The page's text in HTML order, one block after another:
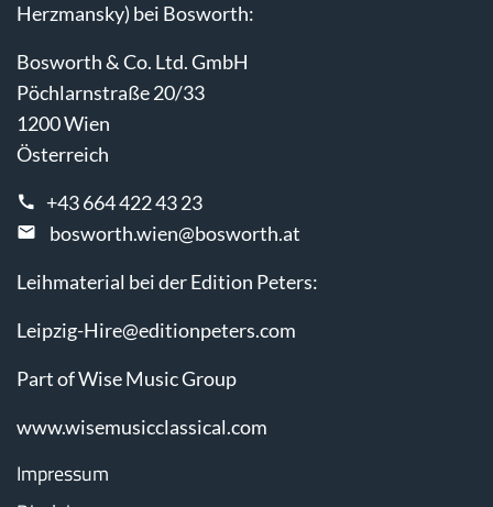
Herzmansky) bei Bosworth:
Bosworth & Co. Ltd. GmbH
Pöchlarnstraße 20/33
1200 Wien
Österreich
+43 664 422 43 23
bosworth.wien@bosworth.at
Leihmaterial bei der Edition Peters:
Leipzig-Hire@editionpeters.com
Part of Wise Music Group
www.wisemusicclassical.com
Impressum